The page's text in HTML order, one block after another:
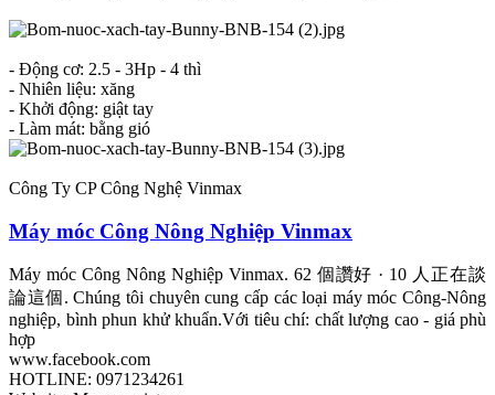
- Động cơ: 2.5 - 3Hp - 4 thì
- Nhiên liệu: xăng
- Khởi động: giật tay
- Làm mát: bằng gió
Công Ty CP Công Nghệ Vinmax
Máy móc Công Nông Nghiệp Vinmax
Máy móc Công Nông Nghiệp Vinmax. 62 個讚好 · 10 人正在談
論這個. Chúng tôi chuyên cung cấp các loại máy móc Công-Nông
nghiệp, bình phun khử khuẩn.Với tiêu chí: chất lượng cao - giá phù
hợp
www.facebook.com
HOTLINE: 0971234261